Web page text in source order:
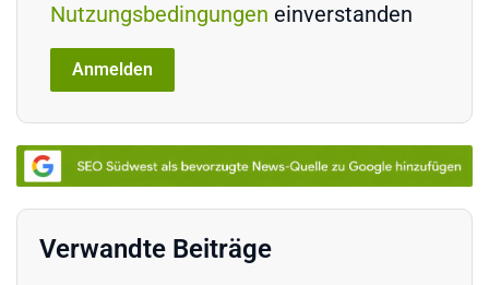
Nutzungsbedingungen einverstanden
Verwandte Beiträge